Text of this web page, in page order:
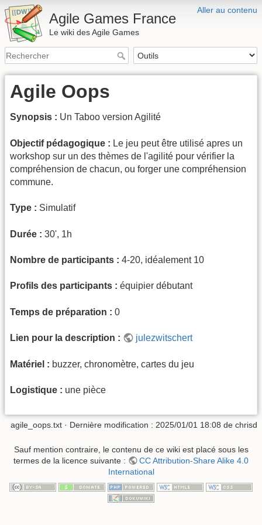
Aller au contenu
Agile Games France
Le wiki des Agile Games
Agile Oops
Synopsis : Un Taboo version Agilité
Objectif pédagogique : Le jeu peut être utilisé apres un
workshop sur un des thèmes de l'agilité pour vérifier la
compréhension de chacun, ou forger une compréhension
commune.
Type : Simulatif
Durée : 30', 1h
Nombre de participants : 4-20, idéalement 10
Profils des participants : équipier débutant
Temps de préparation : 0
Lien pour la description : julezwitschert
Matériel : buzzer, chronomètre, cartes du jeu
Logistique : une pièce
agile_oops.txt · Dernière modification : 2025/01/01 18:08 de chrisd
Sauf mention contraire, le contenu de ce wiki est placé sous les
termes de la licence suivante :
CC Attribution-Share Alike 4.0
International